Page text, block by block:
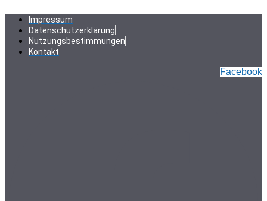
Inhalt
springen
Impressum
Datenschutzerklärung
Nutzungsbestimmungen
Kontakt
Facebook